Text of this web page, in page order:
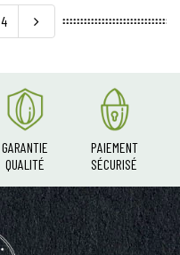
4 Suivant
GARANTIE
QUALITÉ
PAIEMENT
SÉCURISÉ